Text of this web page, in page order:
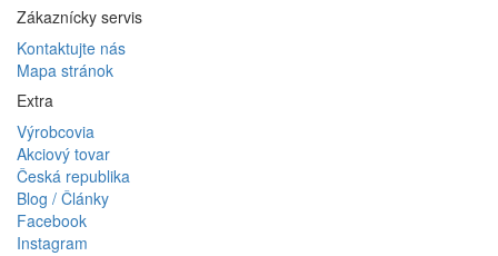
Zákaznícky servis
Kontaktujte nás
Mapa stránok
Extra
Výrobcovia
Akciový tovar
Česká republika
Blog / Články
Facebook
Instagram